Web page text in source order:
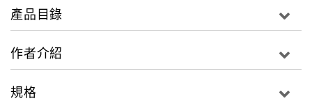
產品目錄
作者介紹
規格